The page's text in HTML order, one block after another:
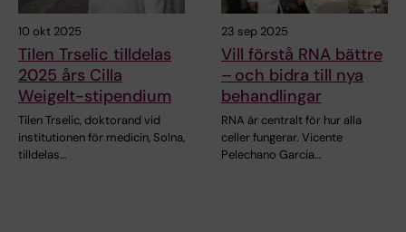
10 okt 2025
Tilen Trselic tilldelas
2025 års Cilla
Weigelt-stipendium
Tilen Trselic, doktorand vid
institutionen för medicin, Solna,
tilldelas…
23 sep 2025
Vill förstå RNA bättre
– och bidra till nya
behandlingar
RNA är centralt för hur alla
celler fungerar. Vicente
Pelechano Garcia…